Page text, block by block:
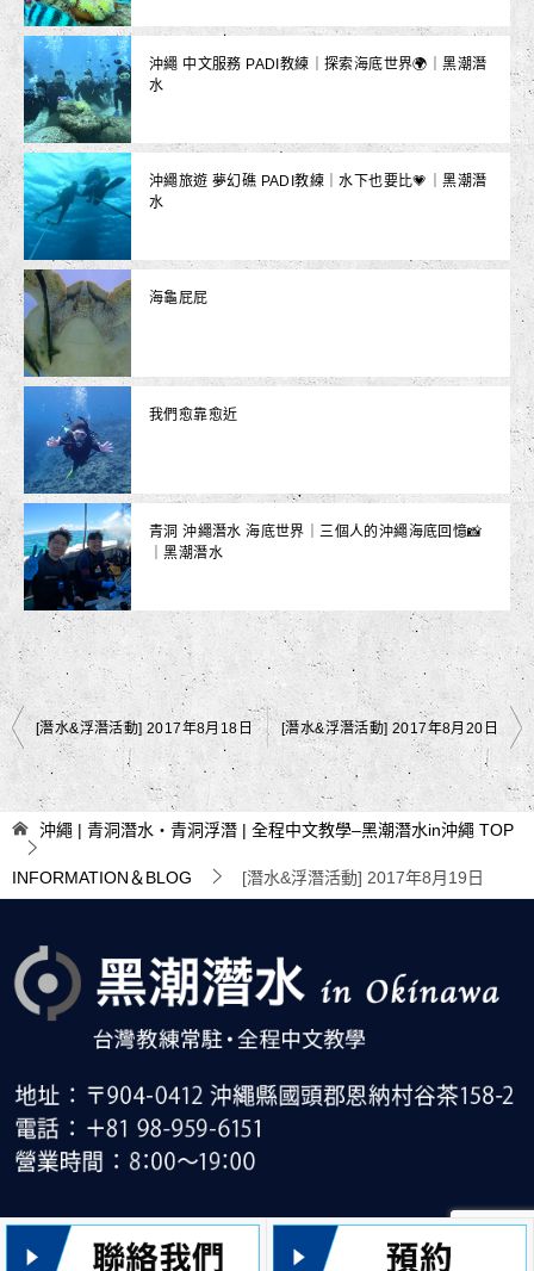
沖繩 中文服務 PADI教練｜探索海底世界🌍｜黑潮潛
水
沖繩旅遊 夢幻礁 PADI教練｜水下也要比💗｜黑潮潛
水
海龜屁屁
我們愈靠愈近
青洞 沖繩潛水 海底世界｜三個人的沖繩海底回憶📸
｜黑潮潛水
文
章
導
覽
[潛水&浮潛活動] 2017年8月18日 [潛水&浮潛活動] 2017年8月20日
沖繩 | 青洞潛水・青洞浮潛 | 全程中文教學–黑潮潛水in沖繩 TOP
INFORMATION＆BLOG [潛水&浮潛活動] 2017年8月19日
© 2022 沖繩 | 青洞潛水・青洞浮潛 | 全程中文教學–黑潮潛水in沖繩